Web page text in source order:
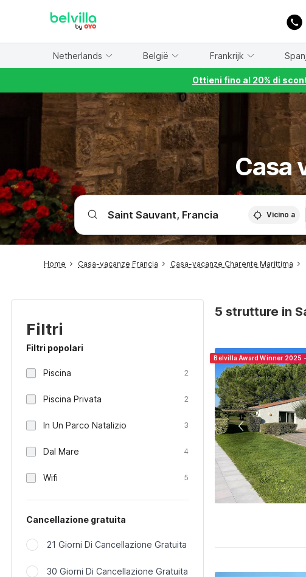
Netherlands België Frankrijk
Ottieni fino al 20% di
Casa
Vicino a
Home Casa-vacanze Francia Casa-vacanze Charente Marittima
Filtri
Filtri popolari
Piscina 2
Piscina Privata 2
In Un Parco Natalizio 3
Dal Mare 4
Wifi 5
Cancellazione gratuita
21 Giorni Di Cancellazione Gratuita
30 Giorni Di Cancellazione Gratuita
5 strutture in
Belvilla Award Winner 2025